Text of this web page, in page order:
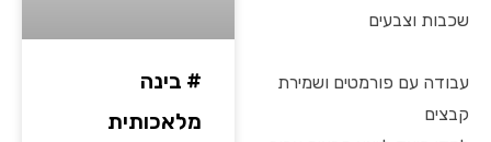
שכבות וצבעים
עבודה עם פורמטים ושמירת
קבצים
# בינה
מלאכותית